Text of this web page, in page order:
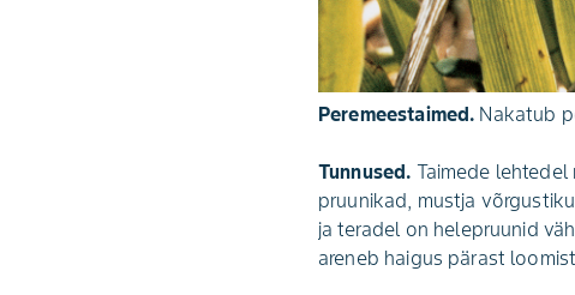
Peremeestaimed. Nakatub
Tunnused. Taimede
pruunikad, mustja
ja teradel on helepruunid
areneb haigus pärast